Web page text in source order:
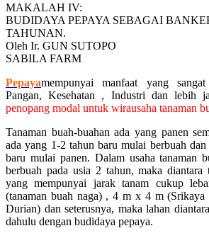
MAKALAH IV:
BUDIDAYA PEPAYA SEBAGAI
TAHUNAN.
Oleh Ir. GUN SUTOPO
SABILA FARM
Pepayamempunyai manfaat yang
Pangan, Kesehatan , Industri dan lebih
penopang modal untuk wirausaha tanaman
Tanaman buah-buahan ada yang panen
ada yang 1-2 tahun baru mulai berbuah
baru mulai panen. Dalam usaha tanaman
berbuah pada usia 2 tahun, maka diantara
yang mempunyai jarak tanam cukup
(tanaman buah naga) , 4 m x 4 m
Durian) dan seterusnya, maka lahan
dahulu dengan budidaya pepaya.